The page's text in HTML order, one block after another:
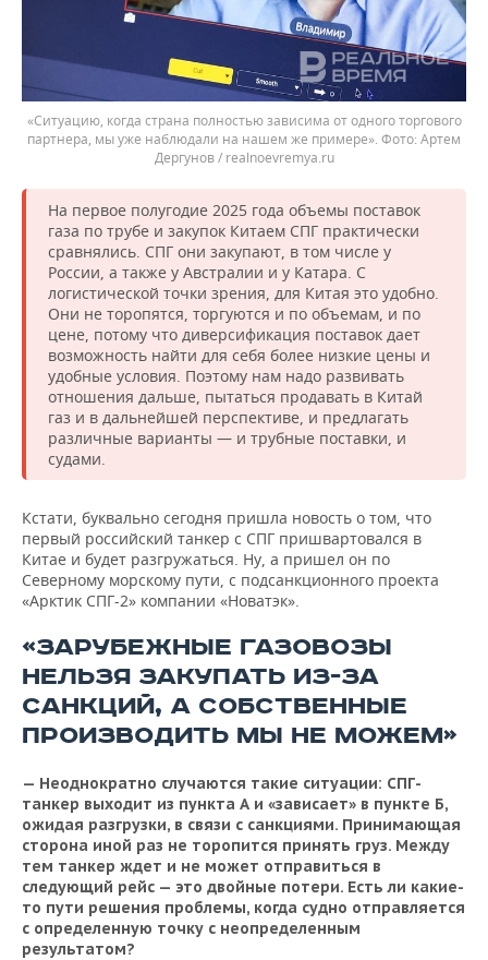
«Ситуацию, когда страна полностью зависима от одного торгового
партнера, мы уже наблюдали на нашем же примере».
Артем
Дергунов / realnoevremya.ru
На первое полугодие 2025 года объемы поставок
газа по трубе и закупок Китаем СПГ практически
сравнялись. СПГ они закупают, в том числе у
России, а также у Австралии и у Катара. С
логистической точки зрения, для Китая это удобно.
Они не торопятся, торгуются и по объемам, и по
цене, потому что диверсификация поставок дает
возможность найти для себя более низкие цены и
удобные условия. Поэтому нам надо развивать
отношения дальше, пытаться продавать в Китай
газ и в дальнейшей перспективе, и предлагать
различные варианты — и трубные поставки, и
судами.
Кстати, буквально сегодня пришла новость о том, что
первый российский танкер с СПГ пришвартовался в
Китае и будет разгружаться. Ну, а пришел он по
Северному морскому пути, с подсанкционного проекта
«Арктик СПГ-2» компании «Новатэк».
«ЗАРУБЕЖНЫЕ ГАЗОВОЗЫ
НЕЛЬЗЯ ЗАКУПАТЬ ИЗ-ЗА
САНКЦИЙ, А СОБСТВЕННЫЕ
ПРОИЗВОДИТЬ МЫ НЕ МОЖЕМ»
— Неоднократно случаются такие ситуации: СПГ-
танкер выходит из пункта А и «зависает» в пункте Б,
ожидая разгрузки, в связи с санкциями. Принимающая
сторона иной раз не торопится принять груз. Между
тем танкер ждет и не может отправиться в
следующий рейс — это двойные потери. Есть ли какие-
то пути решения проблемы, когда судно отправляется
с определенную точку с неопределенным
результатом?